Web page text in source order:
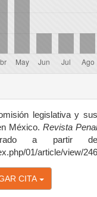
legislativa y sus
México.Revista Penal
a partir de
01/article/view/246
CITA